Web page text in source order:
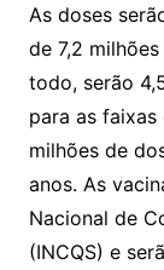
As doses
de 7,2
todo, serão
para as faixas
milhões de
anos. As
Nacional de
(INCQS) e